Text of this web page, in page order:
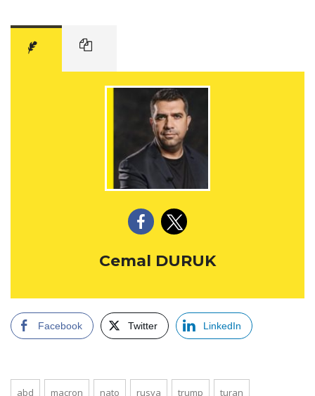
Cemal DURUK
Facebook Twitter LinkedIn
abd macron nato rusya trump turan